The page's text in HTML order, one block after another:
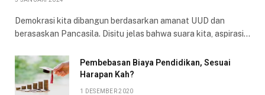
Demokrasi kita dibangun berdasarkan amanat UUD dan
berasaskan Pancasila. Disitu jelas bahwa suara kita, aspirasi…
Pembebasan Biaya Pendidikan, Sesuai
Harapan Kah?
1 DESEMBER 2020